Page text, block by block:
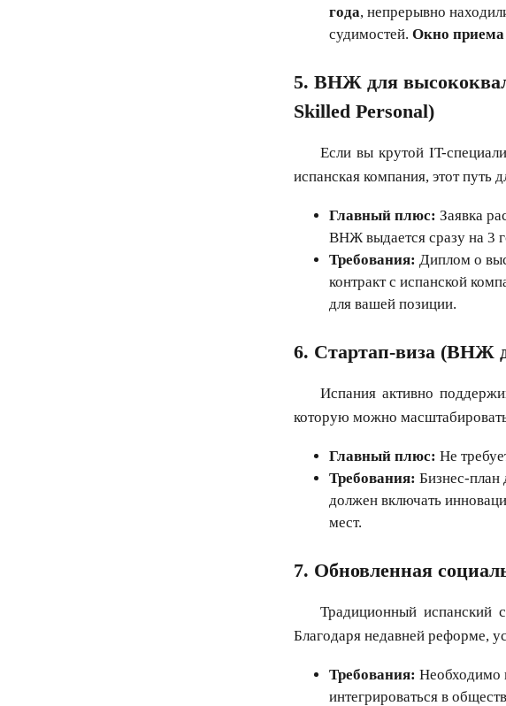
года, непрерывно
судимостей. Окно приема
5. ВНЖ для
Skilled Personal)
Если вы крутой IT-
испанская компания, этот путь
Главный плюс: Заявка
ВНЖ выдается сразу на 3
Требования: Диплом о
контракт с испанской
для вашей позиции.
6. Стартап-виза (ВНЖ
Испания активно
которую можно
Главный плюс: Не
Требования: Бизнес-план
должен включать
мест.
7. Обновленная
Традиционный испанский
Благодаря недавней реформе,
Требования: Необходимо
интегрироваться в